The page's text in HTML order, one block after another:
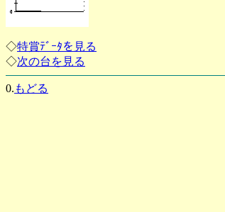
◇特賞ﾃﾞｰﾀを見る
◇次の台を見る
0. もどる